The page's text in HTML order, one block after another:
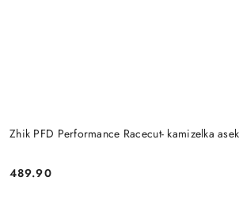
Zhik PFD Performance Racecut- kamizelka
Cena:
489.90